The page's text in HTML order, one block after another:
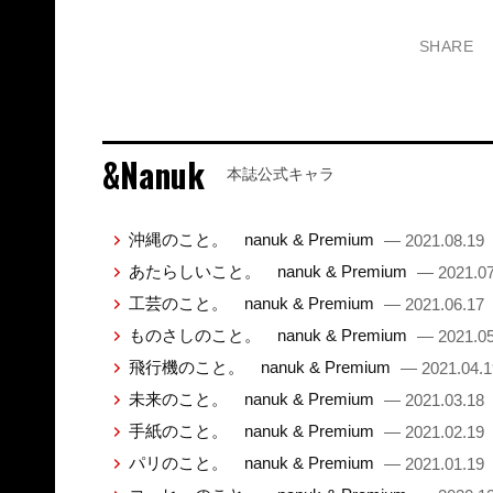
SHARE
&Nanuk 本誌公式キャラ
沖縄のこと。 nanuk & Premium — 2021.08.19
あたらしいこと。 nanuk & Premium —
工芸のこと。 nanuk & Premium — 2021.06.17
ものさしのこと。 nanuk & Premium —
飛行機のこと。 nanuk & Premium —
未来のこと。 nanuk & Premium — 2021.03.18
手紙のこと。 nanuk & Premium — 2021.02.19
パリのこと。 nanuk & Premium — 2021.01.19